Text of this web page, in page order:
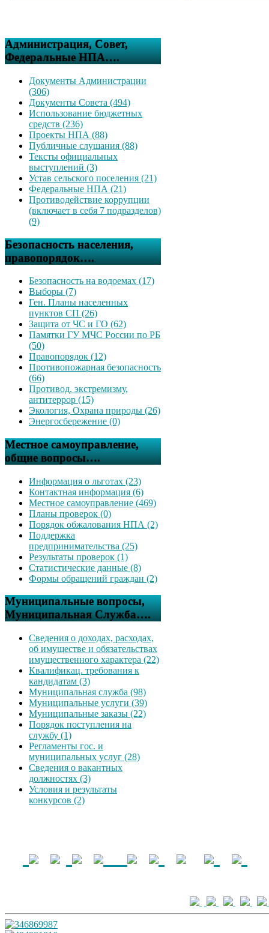
Администрация, Совет,
Федеральные НПА….
Документы Администрации
(306)
Документы Совета (494)
Использование бюджетных
средств (236)
Проекты НПА (88)
Публичные слушания (88)
Тексты официальных
выступлений (3)
Устав сельского поселения (21)
Федеральные НПА (21)
Противодействие коррупции
(включает в себя 7 подразделов)
(9)
Безопасность населения,
правопорядок….
Безопасность на водоемах (17)
Выборы (7)
Ген. Планы населенных
пунктов СП (26)
Защита от ЧС и ГО (62)
Памятки ГУ МЧС России по РБ
(50)
Правопорядок (12)
Противопожарная безопасность
(66)
Противод. экстремизму,
антитеррор (15)
Экология, Охрана природы (26)
Энергосбережение (0)
Местное самоуправление,
общие вопросы….
Информация о льготах (23)
Контактная информация (6)
Местное самоуправление (469)
Планы проверок (0)
Порядок обжалования НПА (2)
Поддержка
предпринимательства (25)
Результаты проверок (1)
Статистические данные (8)
Формы обращений граждан (2)
Муниципальные вопросы,
Муниципальная Служба….
Сведения о доходах, расходах,
об имуществе и обязательствах
имущественного характера (22)
Квалификац. требования к
кандидатам (3)
Муниципальная служба (98)
Муниципальные услуги (39)
Муниципальные заказы (22)
Порядок поступления на
службу (1)
Регламенты гос. и
муниципальных услуг (28)
Сведения о вакантных
должностях (3)
Условия и результаты
конкурсов (2)